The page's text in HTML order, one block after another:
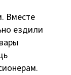
Вместе
ездили